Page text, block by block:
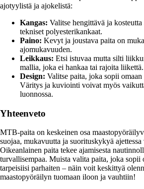
ajotyylistä ja ajokelistä:
Kangas: Valitse hengittävä ja
tekniset polyesterikankaat.
Paino: Kevyt ja joustava paita on
ajomukavuuden.
Leikkaus: Etsi istuvaa mutta silti
mallia, joka ei hankaa tai rajoita liikettä.
Design: Valitse paita, joka sopii
Väritys ja kuviointi voivat myös
luonnossa.
Yhteenveto
MTB-paita on keskeinen osa
suojaa, mukavuutta ja suorituskykyä ajettessa
Oikeanlainen paita tekee ajamisesta
turvallisempaa. Muista valita paita, joka sopii
tarpeisiisi parhaiten – näin voit keskittyä
maastopyöräilyn tuomaan iloon ja vauhtiin!